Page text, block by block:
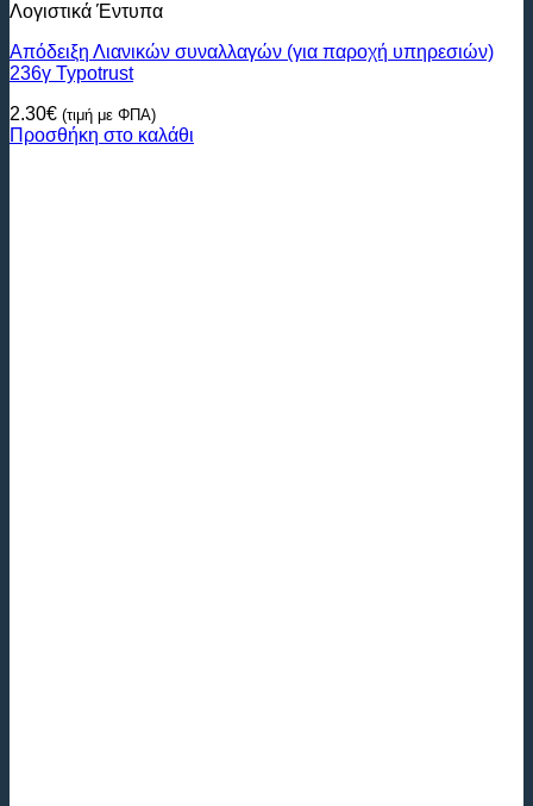
Λογιστικά Έντυπα
Απόδειξη Λιανικών συναλλαγών (για παροχή υπηρεσιών)
236γ Typotrust
2.30€ (τιμή με ΦΠΑ)
Προσθήκη στο καλάθι